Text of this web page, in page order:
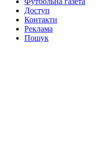
Доступ
Контакти
Реклама
Пошук